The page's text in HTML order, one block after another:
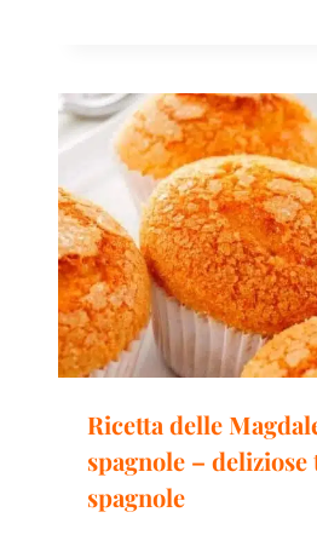
Ricetta delle
spagnole –
spagnole